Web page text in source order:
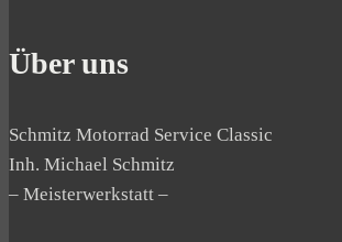
Über uns
Schmitz Motorrad Service Classic
Inh. Michael Schmitz
– Meisterwerkstatt –